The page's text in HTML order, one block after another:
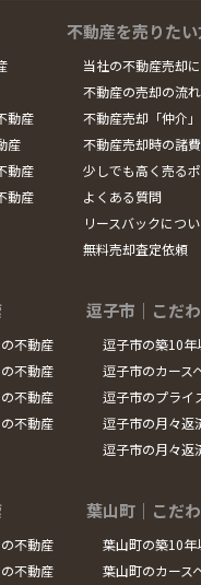
動産
産
動産
動産
不動産を売りた
当社の不動産売却
不動産の売却の流れ
不動産売却「仲介
不動産売却時の諸
少しでも高く売る
よくある質問
リースバックにつ
無料売却査定依頼
不動産
不動産
不動産
不動産
逗子市｜こだ
逗子市の築10年
逗子市のカース
逗子市のプライ
逗子市の月々返
逗子市の月々返
不動産
不動産
葉山町｜こだ
葉山町の築10年
葉山町のカース